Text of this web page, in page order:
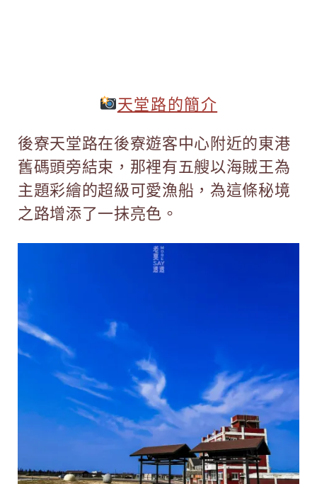
天堂路的簡介
後寮天堂路在後寮遊客中心附近的東港
舊碼頭旁結束，那裡有五艘以海賊王為
主題彩繪的超級可愛漁船，為這條秘境
之路增添了一抹亮色。